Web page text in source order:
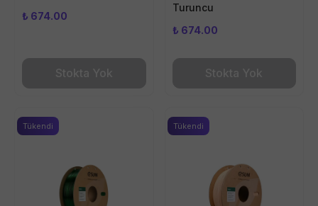
₺ 674.00
Stokta Yok
Turuncu
₺ 674.00
Stokta Yok
Tükendi Tükendi